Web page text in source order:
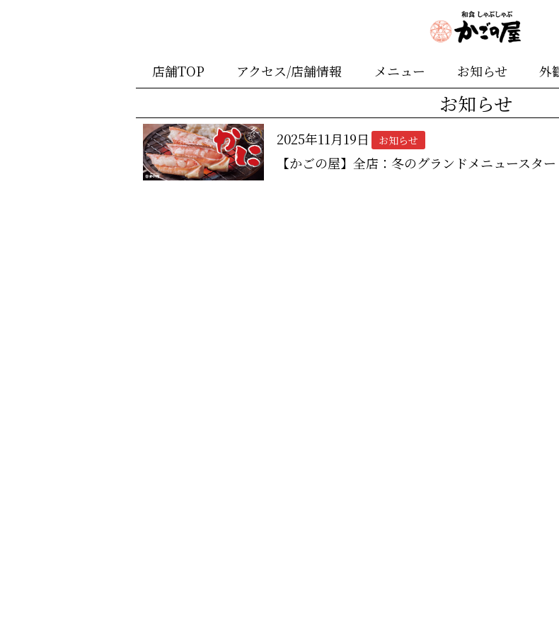
店舗TOP アクセス/店舗情報 メニュー お知らせ 外
お知らせ
2025年11月19日 お知らせ
【かごの屋】全店：冬のグランドメニュースター